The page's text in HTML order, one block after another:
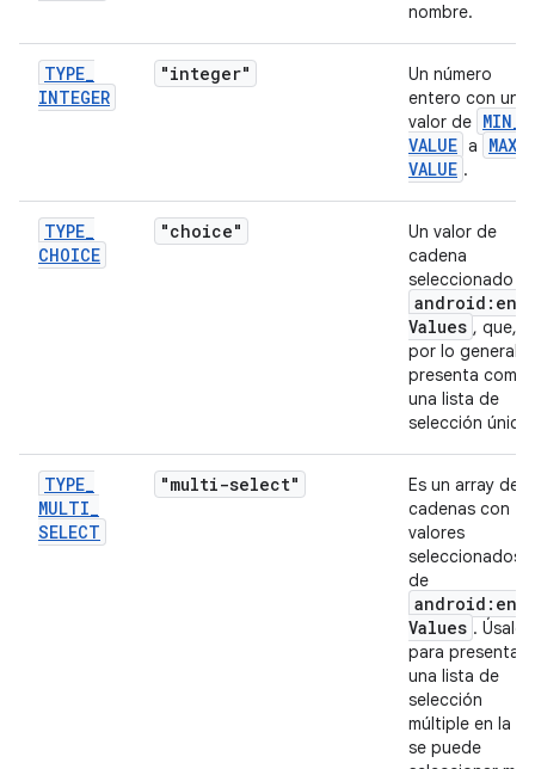
nombre.
TYPE_
INTEGER
"integer"
Un número
entero con un
valor de MIN_
VALUE a MAX
VALUE .
TYPE_
CHOICE
"choice"
Un valor de
cadena
seleccionado
Values , que,
por lo general,
presenta como
una lista de
selección única.
TYPE_
MULTI_
SELECT
"multi-select"
Es un array de
cadenas con
valores
seleccionados
de
Values . Úsalo
para presentar
una lista de
selección
múltiple en la
se puede